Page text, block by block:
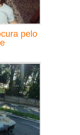
pelo